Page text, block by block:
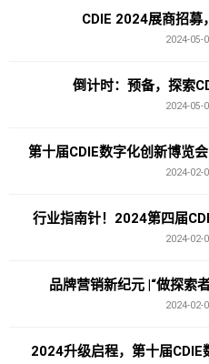
CDIE 2024展商招募
2024-05-
倒计时：预备，探索
2024-05-
第十届CDIE数字化创新博览
2024-02-
行业指南针！2024第四届
2024-02-
品牌营销新纪元 |“做探索
2024-02-
2024升级启程，第十届